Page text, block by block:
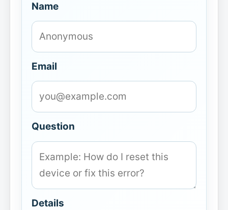
Name
Email
Question
Details